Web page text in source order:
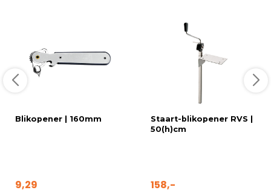
Blikopener | 160mm
9,29
Staart-blikopener RVS |
50(h)cm
158,-